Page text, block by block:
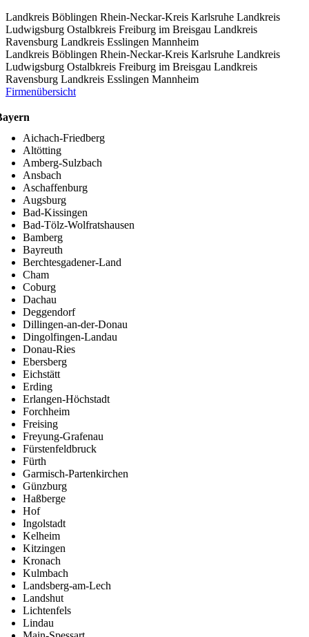
Landkreis Böblingen Rhein-Neckar-Kreis Karlsruhe Landkreis
Ludwigsburg Ostalbkreis Freiburg im Breisgau Landkreis
Ravensburg Landkreis Esslingen Mannheim
Landkreis Böblingen Rhein-Neckar-Kreis Karlsruhe Landkreis
Ludwigsburg Ostalbkreis Freiburg im Breisgau Landkreis
Ravensburg Landkreis Esslingen Mannheim
Firmenübersicht
Aichach-Friedberg
Altötting
Amberg-Sulzbach
Ansbach
Aschaffenburg
Augsburg
Bad-Kissingen
Bad-Tölz-Wolfratshausen
Bamberg
Bayreuth
Berchtesgadener-Land
Cham
Coburg
Dachau
Deggendorf
Dillingen-an-der-Donau
Dingolfingen-Landau
Donau-Ries
Ebersberg
Eichstätt
Erding
Erlangen-Höchstadt
Forchheim
Freising
Freyung-Grafenau
Fürstenfeldbruck
Fürth
Garmisch-Partenkirchen
Günzburg
Haßberge
Hof
Ingolstadt
Kelheim
Kitzingen
Kronach
Kulmbach
Landsberg-am-Lech
Landshut
Lichtenfels
Lindau